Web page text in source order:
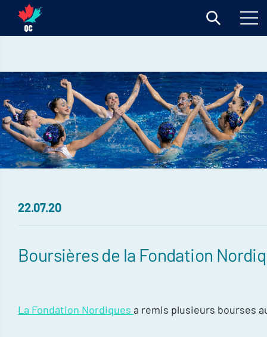
22.07.20
Boursières de la Fondation
La Fondation Nordiques a remis plusieurs bourses